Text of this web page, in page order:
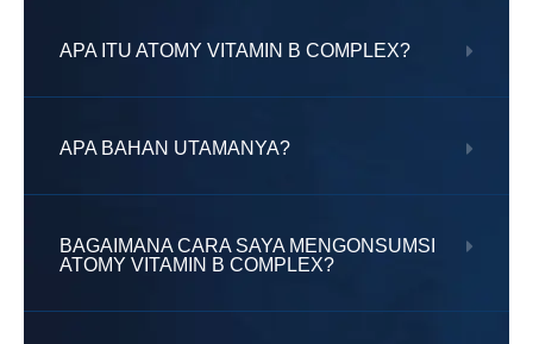
APA ITU ATOMY VITAMIN B COMPLEX?
APA BAHAN UTAMANYA?
BAGAIMANA CARA SAYA MENGONSUMSI
ATOMY VITAMIN B COMPLEX?